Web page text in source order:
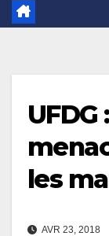
UFDG
les
AVR 23, 2018